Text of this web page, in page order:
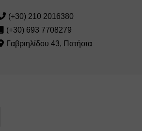
(+30) 210 2016380
(+30) 693 7708279
Γαβριηλίδου 43, Πατήσια